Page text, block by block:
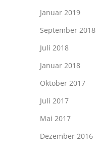
Januar 2019
September 2018
Juli 2018
Januar 2018
Oktober 2017
Juli 2017
Mai 2017
Dezember 2016